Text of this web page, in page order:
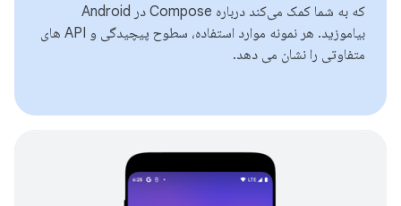
که به شما کمک می‌کند درباره Compose در Android
بیاموزید. هر نمونه موارد استفاده، سطوح پیچیدگی و API های
متفاوتی را نشان می دهد.